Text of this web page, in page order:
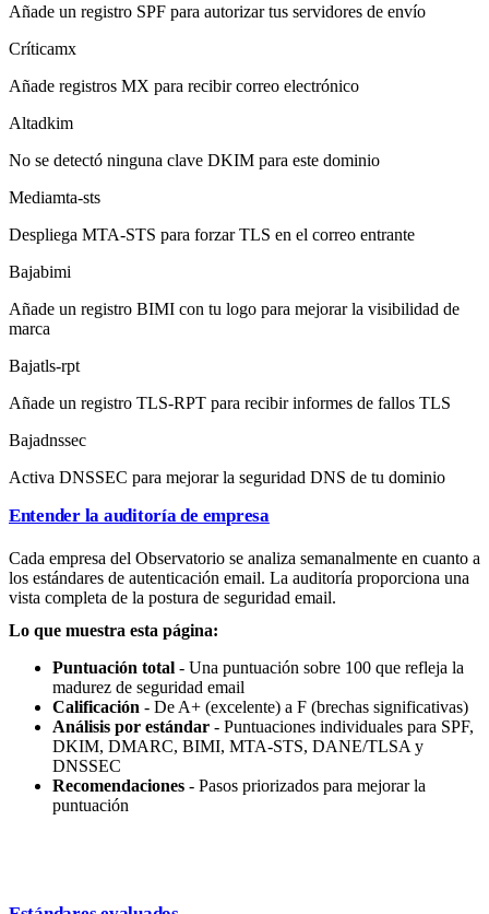
Añade un registro SPF para autorizar tus servidores de envío
Críticamx
Añade registros MX para recibir correo electrónico
Altadkim
No se detectó ninguna clave DKIM para este dominio
Mediamta-sts
Despliega MTA-STS para forzar TLS en el correo entrante
Bajabimi
Añade un registro BIMI con tu logo para mejorar la visibilidad de
marca
Bajatls-rpt
Añade un registro TLS-RPT para recibir informes de fallos TLS
Bajadnssec
Activa DNSSEC para mejorar la seguridad DNS de tu dominio
Entender la auditoría de empresa
Cada empresa del Observatorio se analiza semanalmente en cuanto a
los estándares de autenticación email. La auditoría proporciona una
vista completa de la postura de seguridad email.
Lo que muestra esta página:
Puntuación total - Una puntuación sobre 100 que refleja la
madurez de seguridad email
Calificación - De A+ (excelente) a F (brechas significativas)
Análisis por estándar - Puntuaciones individuales para SPF,
DKIM, DMARC, BIMI, MTA-STS, DANE/TLSA y
DNSSEC
Recomendaciones - Pasos priorizados para mejorar la
puntuación